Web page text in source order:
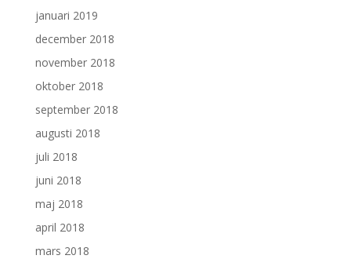
januari 2019
december 2018
november 2018
oktober 2018
september 2018
augusti 2018
juli 2018
juni 2018
maj 2018
april 2018
mars 2018